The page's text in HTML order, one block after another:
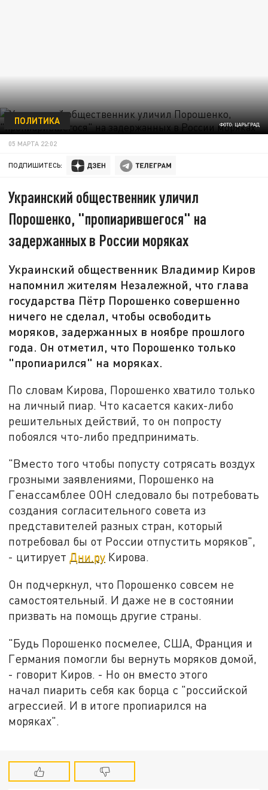
ФОТО: ЦАРЬГРАД
ПОЛИТИКА
05 МАРТА 22:02
ПОДПИШИТЕСЬ:
Украинский общественник уличил
Порошенко, "пропиарившегося" на
задержанных в России моряках
Украинский общественник Владимир Киров
напомнил жителям Незалежной, что глава
государства Пётр Порошенко совершенно
ничего не сделал, чтобы освободить
моряков, задержанных в ноябре прошлого
года. Он отметил, что Порошенко только
"пропиарился" на моряках.
По словам Кирова, Порошенко хватило только
на личный пиар. Что касается каких-либо
решительных действий, то он попросту
побоялся что-либо предпринимать.
"Вместо того чтобы попусту сотрясать воздух
грозными заявлениями, Порошенко на
Генассамблее ООН следовало бы потребовать
создания согласительного совета из
представителей разных стран, который
потребовал бы от России отпустить моряков",
- цитирует Дни.ру Кирова.
Он подчеркнул, что Порошенко совсем не
самостоятельный. И даже не в состоянии
призвать на помощь другие страны.
"Будь Порошенко посмелее, США, Франция и
Германия помогли бы вернуть моряков домой,
- говорит Киров. - Но он вместо этого
начал пиарить себя как борца с "российской
агрессией. И в итоге пропиарился на
моряках".